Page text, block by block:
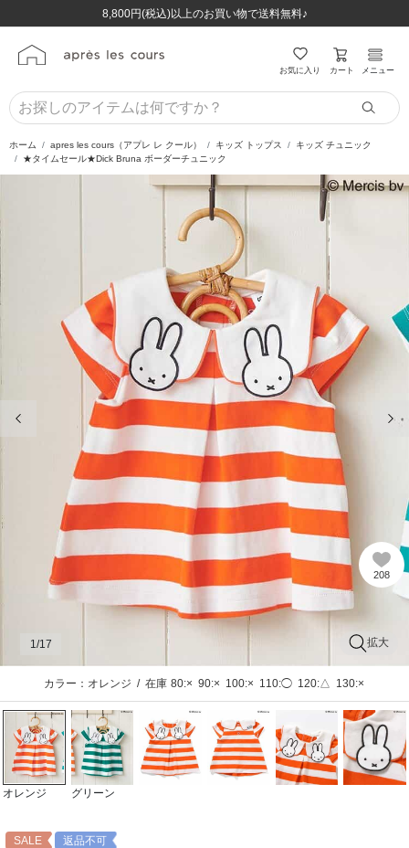
8,800円(税込)以上のお買い物で送料無料♪
ほぼ全品半額！！8/12(水)お昼12:59まで！！
8,800円(税込)以上のお買い物で送料無料♪
ほぼ全品半額！！8/12(水)お昼12:59まで！！
お気に入り カート メニュー
ホーム apres les cours（アプレ レ クール） キッズ トップス
キッズ チュニック
★タイムセール★Dick Bruna ボーダーチュニック
208
拡大
1 /17
カラー：オレンジ / 在庫 80:× 90:× 100:× 110:◯ 120:△ 130:×
オレンジ グリーン
SALE 返品不可